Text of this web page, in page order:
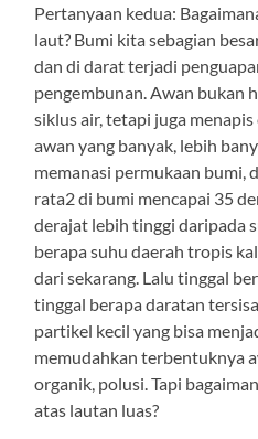
Pertanyaan kedua:
laut? Bumi kita sebagian
dan di darat terjadi
pengembunan. Awan bukan
siklus air, tetapi juga
awan yang banyak, lebih
memanasi permukaan bumi,
rata2 di bumi mencapai 35
derajat lebih tinggi daripada
berapa suhu daerah tropis
dari sekarang. Lalu tinggal
tinggal berapa daratan
partikel kecil yang bisa
memudahkan terbentuknya
organik, polusi. Tapi
atas lautan luas?